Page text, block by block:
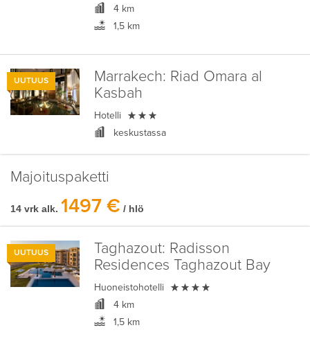
4 km
1,5 km
UUTUUS Marrakech: Riad Omara al
Kasbah
Hotelli 
keskustassa
Majoituspaketti
14 vrk alk. 1497 € / hlö
UUTUUS Taghazout: Radisson
Residences Taghazout Bay
Huoneistohotelli 
4 km
1,5 km